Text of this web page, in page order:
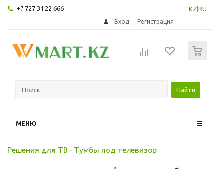
+7 727 31 22 666 KZ RU
Вход Регистрация
Найти
МЕНЮ
Решения для ТВ - Тумбы под телевизор